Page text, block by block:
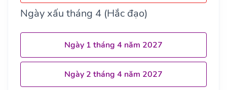
Ngày xấu tháng 4 (Hắc đạo)
Ngày 1 tháng 4 năm 2027
Ngày 2 tháng 4 năm 2027